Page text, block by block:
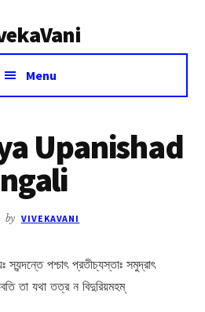
Menu
Upanishad
by VIVEKAVANI
পশ্চাৎ প্রতীচ্যস্তাঃ সমুদ্রাৎ
তা যথা তত্র ন বিদুরিয়মহম্